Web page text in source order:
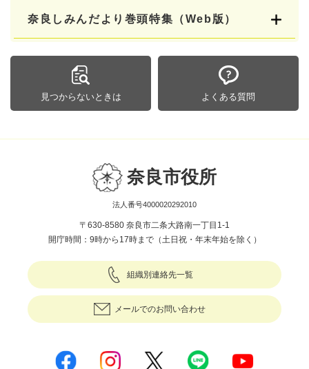
奈良しみんだより巻頭特集（Web版）
見つからないときは よくある質問
奈良市役所
法人番号4000020292010
〒630-8580 奈良市二条大路南一丁目1-1
開庁時間：9時から17時まで（土日祝・年末年始を除く）
組織別連絡先一覧
メールでのお問い合わせ